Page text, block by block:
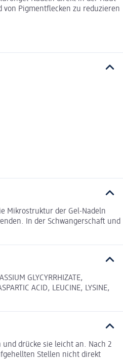
Pigmentflecken zu reduzieren
Mikrostruktur der Gel-Nadeln
In der Schwangerschaft und
GLYCYRRHIZATE,
ACID, LEUCINE, LYSINE,
drücke sie leicht an. Nach 2
Stellen nicht direkt